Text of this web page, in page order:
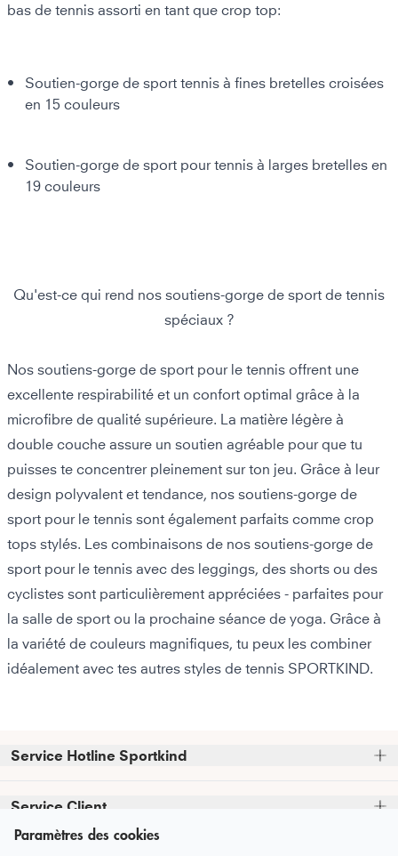
bas de tennis assorti en tant que crop top:
Soutien-gorge de sport tennis à fines bretelles croisées
en 15 couleurs
Soutien-gorge de sport pour tennis à larges bretelles en
19 couleurs
Qu'est-ce qui rend nos soutiens-gorge de sport de tennis
spéciaux ?
Nos soutiens-gorge de sport pour le tennis offrent une
excellente respirabilité et un confort optimal grâce à la
microfibre de qualité supérieure. La matière légère à
double couche assure un soutien agréable pour que tu
puisses te concentrer pleinement sur ton jeu. Grâce à leur
design polyvalent et tendance, nos soutiens-gorge de
sport pour le tennis sont également parfaits comme crop
tops stylés. Les combinaisons de nos soutiens-gorge de
sport pour le tennis avec des leggings, des shorts ou des
cyclistes sont particulièrement appréciées - parfaites pour
la salle de sport ou la prochaine séance de yoga. Grâce à
la variété de couleurs magnifiques, tu peux les combiner
idéalement avec tes autres styles de tennis SPORTKIND.
Service Hotline Sportkind
téléphoniques.
Assistance téléphonique et conseils disponibles au :
Service Client
FAQ - Questions fréquentes
Paramètres des cookies